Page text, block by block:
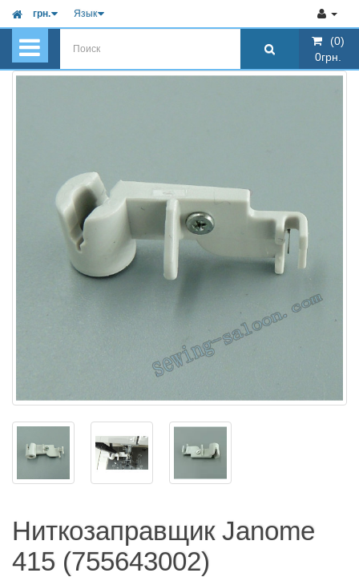
грн. Язык
(0)
0грн.
Ниткозаправщик Janome
415 (755643002)